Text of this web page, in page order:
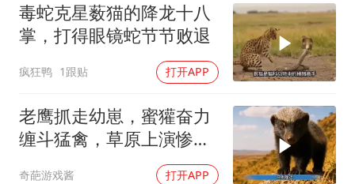
毒蛇克星薮猫的降龙十八
掌，打得眼镜蛇节节败退
疯狂鸭 1跟贴 打开APP
老鹰抓走幼崽，蜜獾奋力
缠斗猛禽，草原上演惨烈
奇葩游戏酱 打开APP